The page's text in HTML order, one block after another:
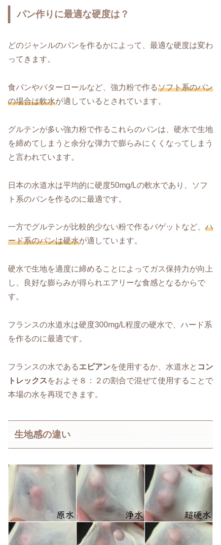
パン作りに最適な硬度は？
どのジャンルのパンを作るかによって、最適な硬度は変わ
ってきます。
食パンやバターロールなど、強力粉で作るソフト系のパン
の場合は軟水が適しているとされています。
グルテンが多い強力粉で作るこれらのパンは、硬水で生地
を締めてしまうと余分な弾力で膨らみにくくなってしまう
と言われています。
日本の水道水は平均的に硬度50mg/Lの軟水であり、ソフ
ト系のパンを作るのに最適です。
一方でグルテンが比較的少ない粉で作るバゲットなど、 ハ
ード系のパンは硬水が適しています。
硬水で生地を適度に締めることによってガス保持力が向上
し、良好な膨らみが得られエアリーな食感となるからで
す。
フランスの水道水は硬度300mg/L程度の硬水で、ハード系
を作るのに最適です。
フランスの水であるエビアンを使用するか、水道水と コン
トレックスをおよそ８：２の割合で混ぜて使用することで
本場の水を再現できます。
生地感の違い